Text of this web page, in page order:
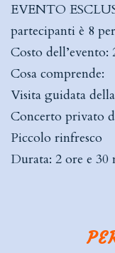
EVENTO
partecipanti è 8
Costo dell’evento:
Cosa comprende:
Visita guidata
Concerto privato
Piccolo rinfresco
Durata: 2 ore e 30